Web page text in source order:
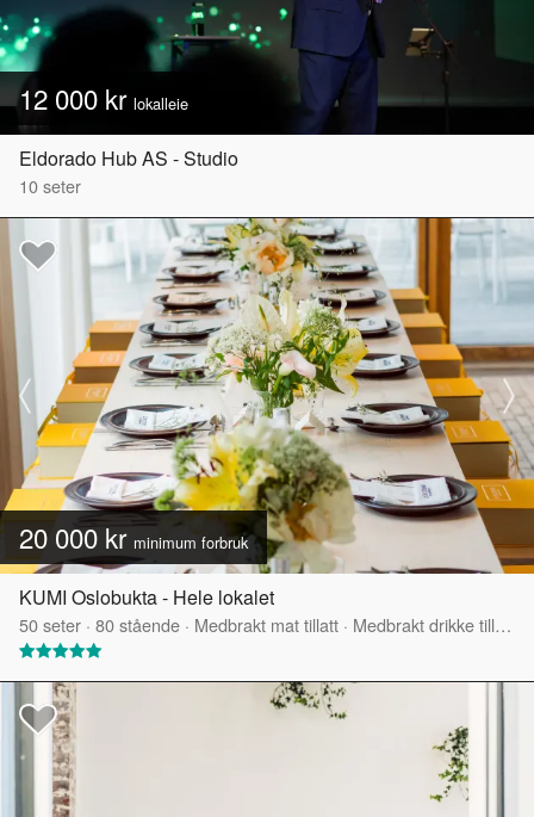
12 000 kr lokalleie
Eldorado Hub AS - Studio
10seter
20 000 krminimum forbruk
KUMI Oslobukta - Hele lokalet
50seter · 80stående · Medbrakt mat tillatt · Medbrakt drikke tillatt